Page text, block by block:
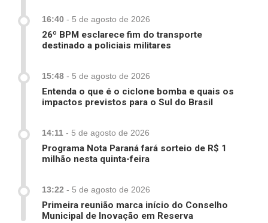
16:40 - 5 de agosto de 2026
26º BPM esclarece fim do transporte
destinado a policiais militares
15:48 - 5 de agosto de 2026
Entenda o que é o ciclone bomba e quais os
impactos previstos para o Sul do Brasil
14:11 - 5 de agosto de 2026
Programa Nota Paraná fará sorteio de R$ 1
milhão nesta quinta-feira
13:22 - 5 de agosto de 2026
Primeira reunião marca início do Conselho
Municipal de Inovação em Reserva